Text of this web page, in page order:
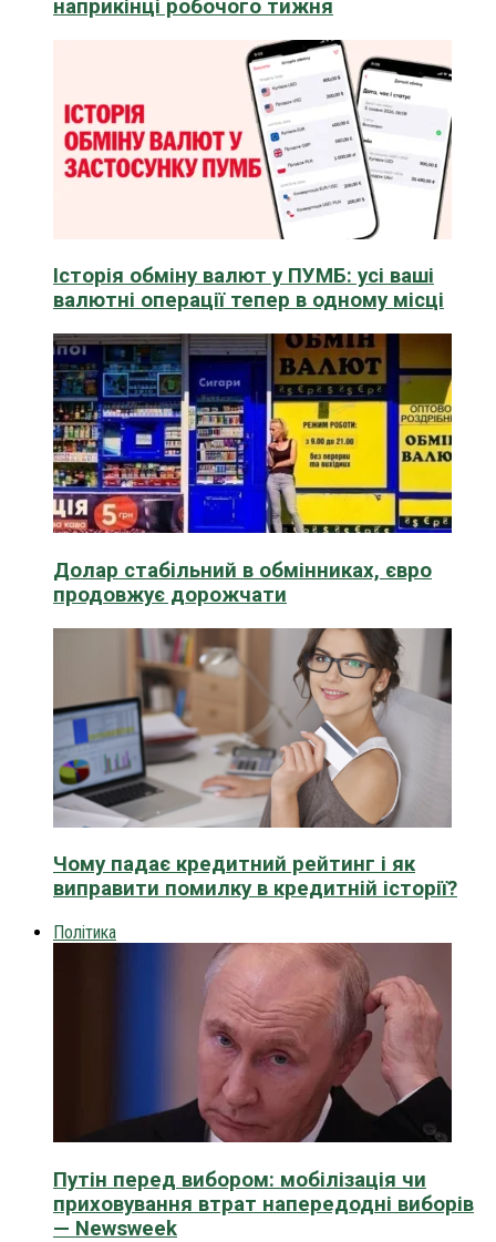
наприкінці робочого тижня
Історія обміну валют у ПУМБ: усі ваші
валютні операції тепер в одному місці
Долар стабільний в обмінниках, євро
продовжує дорожчати
Чому падає кредитний рейтинг і як
виправити помилку в кредитній історії?
Політика
Путін перед вибором: мобілізація чи
приховування втрат напередодні виборів
— Newsweek